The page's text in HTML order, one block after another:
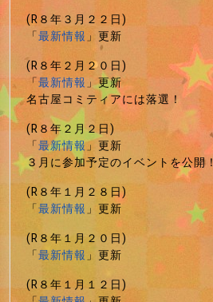
(R８年３月２２日)
「最新情報」更新
(R８年２月２０日)
「最新情報」更新
名古屋コミティアには落選！
(R８年２月２日)
「最新情報」更新
３月に参加予定のイベントを公開！
(R８年１月２８日)
「最新情報」更新
(R８年１月２０日)
「最新情報」更新
(R８年１月１２日)